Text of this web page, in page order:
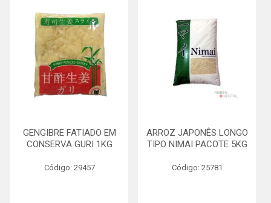
GENGIBRE FATIADO EM
CONSERVA GURI 1KG
Código: 29457
ARROZ JAPONÊS LONGO
TIPO NIMAI PACOTE 5KG
Código: 25781